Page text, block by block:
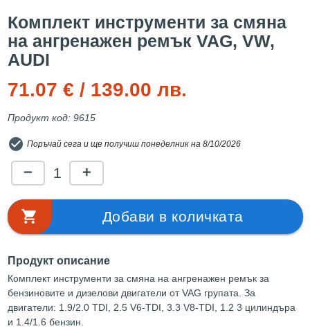
Комплект инструменти за смяна
на ангренажен ремък VAG, VW,
AUDI
71.07 € / 139.00 лв.
Продукт код: 9615
check_circle Поръчай сега и ще получиш понеделник на 8/10/2026
remove 1 add
Добави в количката
shopping_cart
Продукт описание
Комплект инструменти за смяна на ангренажен ремък за
бензиновите и дизелови двигатели от VAG групата. За
двигатели: 1.9/2.0 TDI, 2.5 V6-TDI, 3.3 V8-TDI, 1.2 3 цилиндъра
и 1.4/1.6 бензин.